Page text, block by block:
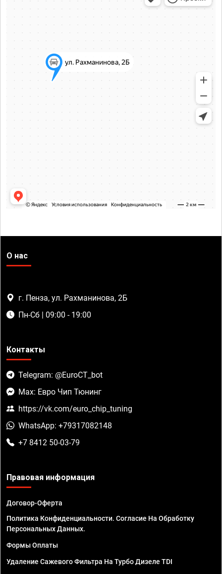
О нас
г. Пенза, ул. Рахманинова, 2Б
Пн-Сб | 09:00 - 19:00
Контакты
Telegram: @EuroCT_bot
Max: Евро Чип Тюнинг
https://vk.com/euro_chip_tuning
WhatsApp: +79317082148
+7 8412 50-03-79
Правовая информация
Договор-Оферта
Политика Конфиденциальности. Согласие На Обработку
Персональных Данных.
Формы Оплаты
Удаление Сажевого Фильтра На Турбо Дизеле TDI